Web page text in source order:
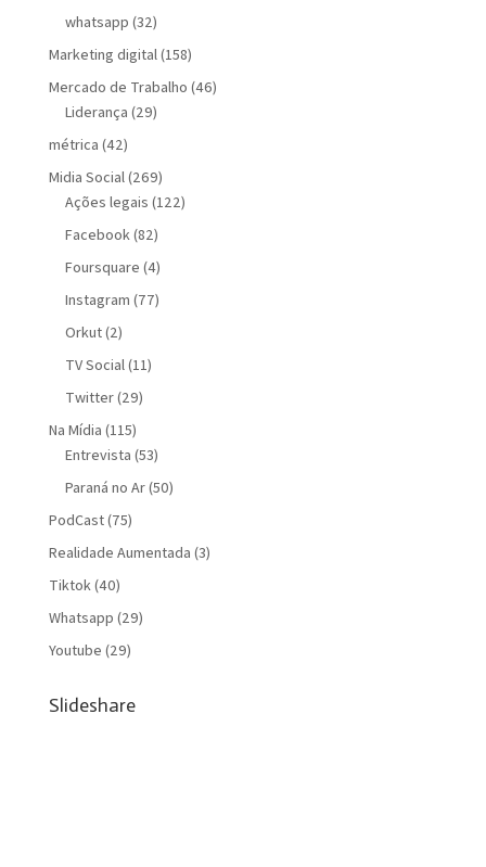
whatsapp (32)
Marketing digital(158)
Mercado de Trabalho (46)
Liderança (29)
métrica (42)
Midia Social(269)
Ações legais (122)
Facebook(82)
Foursquare (4)
Instagram (77)
Orkut(2)
TV Social(11)
Twitter(29)
Na Mídia (115)
Entrevista (53)
Paraná no Ar(50)
PodCast(75)
Realidade Aumentada (3)
Tiktok(40)
Whatsapp (29)
Youtube (29)
Slideshare